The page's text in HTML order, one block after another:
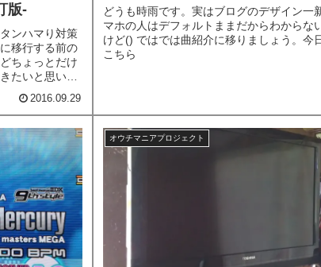
版-
ンハマり対策
移行する前の
ちょっとだけ
たいと思いま
2016.09.29
どうも時雨です。実はブログのデザイン一
マホの人はデフォルトままだからわからな
けど() ではでは曲紹介に移りましょう。今
こちら
オウチマニアプロジェクト